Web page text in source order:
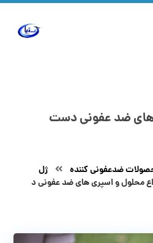
های ضد عفونی دست
ضدعفونی کننده
ژل
محلول و اسپری های ضد عفونی د